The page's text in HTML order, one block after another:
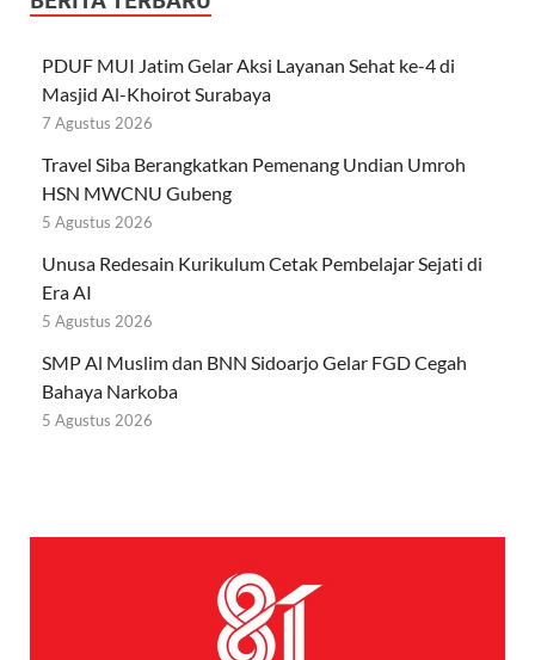
PDUF MUI Jatim Gelar Aksi Layanan Sehat ke-4 di
Masjid Al-Khoirot Surabaya
7 Agustus 2026
Travel Siba Berangkatkan Pemenang Undian Umroh
HSN MWCNU Gubeng
5 Agustus 2026
Unusa Redesain Kurikulum Cetak Pembelajar Sejati di
Era AI
5 Agustus 2026
SMP Al Muslim dan BNN Sidoarjo Gelar FGD Cegah
Bahaya Narkoba
5 Agustus 2026